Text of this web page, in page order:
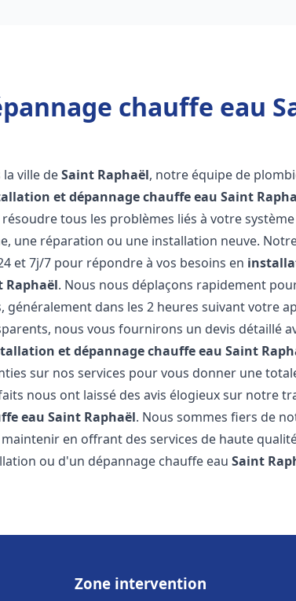
chauffe eau
la ville deSaint Raphaël, notre équipe de
et dépannage chauffe eau Saint
tous les problèmes liés à votre
une réparation ou une installation neuve.
et 7j/7 pour répondre à vos besoins en
Raphaël. Nous nous déplaçons rapidement
généralement dans les 2 heures suivant votre
nous vous fournirons un devis détaillé
et dépannage chauffe eau Saint
sur nos services pour vous donner une
nous ont laissé des avis élogieux sur notre
eau Saint Raphaël. Nous sommes fiers de
en offrant des services de haute
ou d'un dépannage chauffe eauSaint
Zone intervention